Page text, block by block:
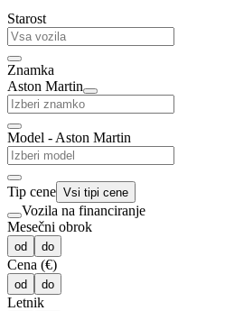
Starost
Znamka
Aston Martin
Model - Aston Martin
Tip cene Vsi tipi cene
Vozila na financiranje
Mesečni obrok
od do
Cena (€)
od do
Letnik